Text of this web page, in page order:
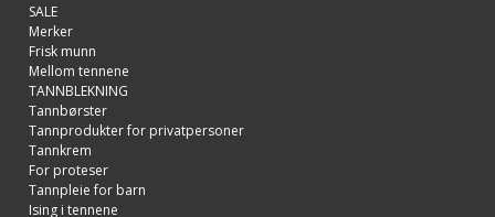
SALE
Merker
Frisk munn
Mellom tennene
TANNBLEKNING
Tannbørster
Tannprodukter for privatpersoner
Tannkrem
For proteser
Tannpleie for barn
Ising i tennene